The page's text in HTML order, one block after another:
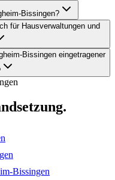
Bissingen?
für Hausverwaltungen und
Bissingen eingetragener
.
Bissingen